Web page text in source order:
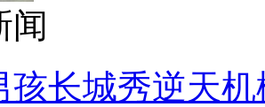
闻
孩长城秀逆天机